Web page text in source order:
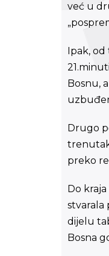
već u
Ipak,
Bosnu,
Drugo
preko
Do
stvarala
dijelu
Bosna